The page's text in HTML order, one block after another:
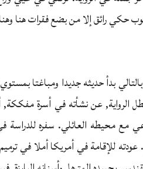
رائق إلا من بضع فقرات هنا
بدأ حديثه جديدا ومباغتا
الرواية, عن نشأته في أسرة
مع محيطه العائلي. سفره للدراسة
للإقامة في أمريكا أملا في